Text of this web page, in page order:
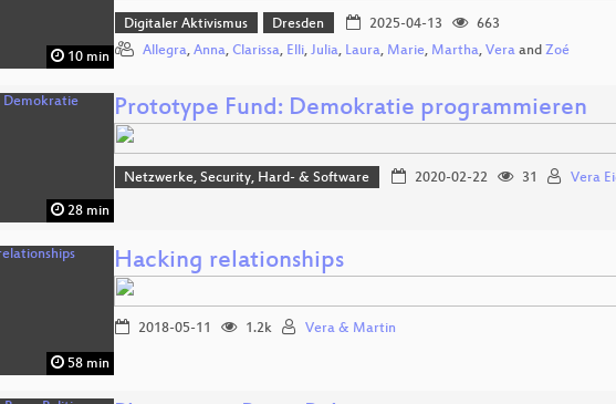
10 min
Digitaler Aktivismus Dresden 2025-04-13
663
Allegra, Anna, Clarissa, Elli, Julia, Laura, Marie, Martha, Vera and Zoé
28 min
Prototype Fund: Demokratie programmieren
Netzwerke, Security, Hard- & Software 2020-02-22 31 Vera
58 min
Hacking relationships
2018-05-11 1.2k Vera & Martin